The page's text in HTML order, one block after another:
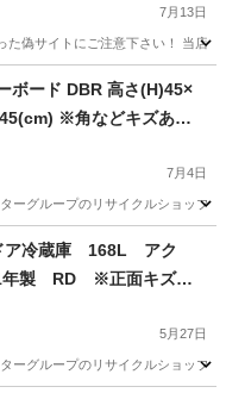
7月13日
サイトにご注意下さい！ 当店の
ボード DBR 高さ(H)45×
※角などキズあ
り
7月4日
ーグループのリサイクルショッ
ア冷蔵庫 168L アク
製 RD ※正面キズ、
高さ(H)121.5×幅 (W)
5月27日
ーグループのリサイクルショッ